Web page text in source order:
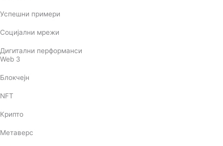
Успешни примери
Социјални мрежи
Дигитални перформанси
Web 3
Блокчејн
NFT
Крипто
Метаверс